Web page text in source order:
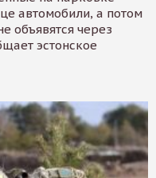
автомобили, а потом
объявятся через
эстонское